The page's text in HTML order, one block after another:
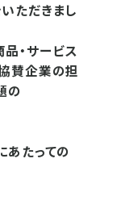
ただきまし
・サービス
賛企業の担
の
あたっての